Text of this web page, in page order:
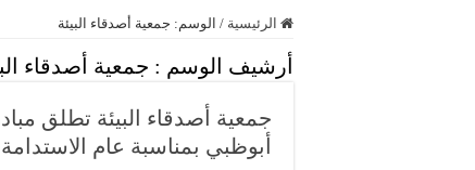
الرئيسية / الوسم: جمعية أصدقاء البيئة
أرشيف الوسم : جمعية أصدقاء
أبوظبي بمناسبة عام الاستدامة